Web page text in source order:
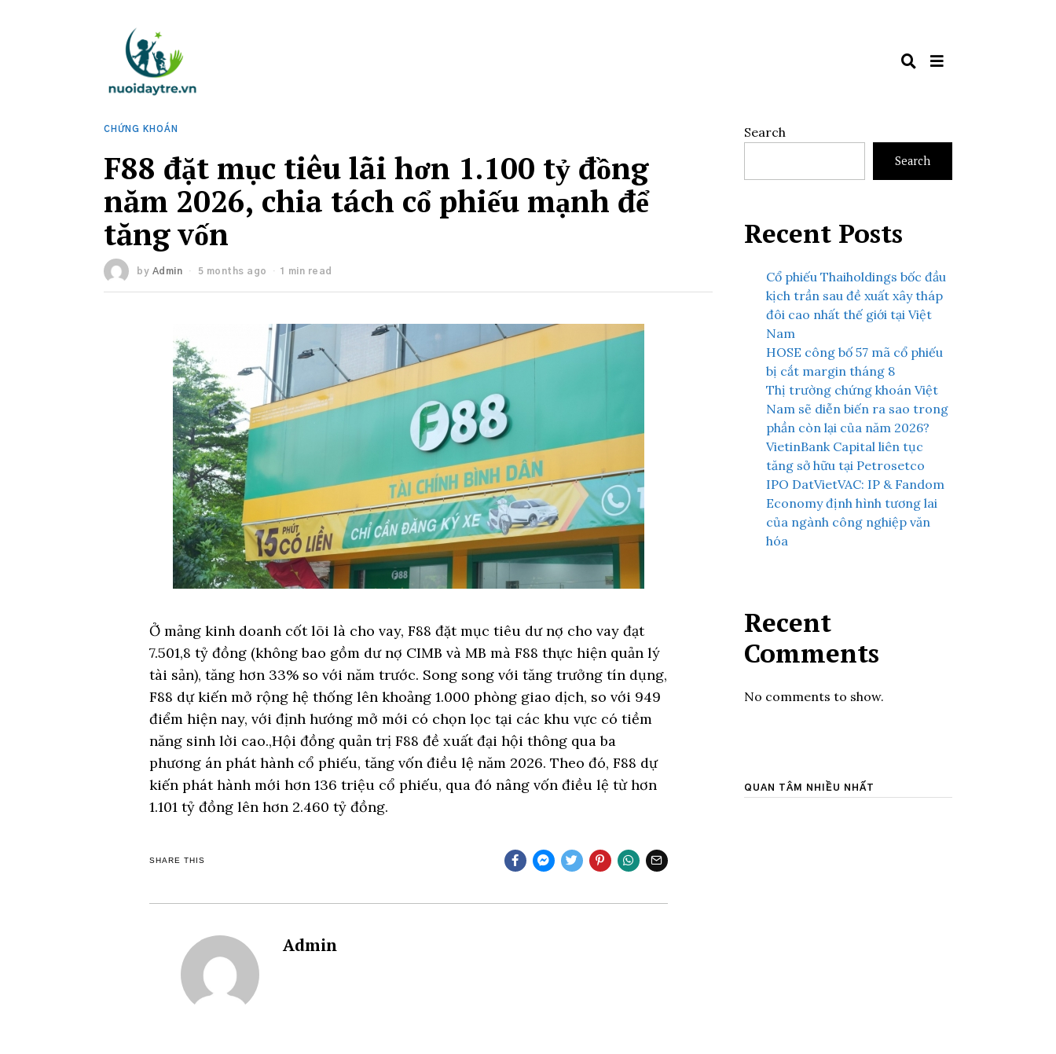
CHỨNG KHOÁN
F88 đặt mục tiêu lãi hơn 1.100 tỷ đồng
năm 2026, chia tách cổ phiếu mạnh để
tăng vốn
by Admin 5 months ago 1 min read
Ở mảng kinh doanh cốt lõi là cho vay, F88 đặt mục tiêu dư nợ cho vay đạt
7.501,8 tỷ đồng (không bao gồm dư nợ CIMB và MB mà F88 thực hiện quản lý
tài sản), tăng hơn 33% so với năm trước. Song song với tăng trưởng tín dụng,
F88 dự kiến mở rộng hệ thống lên khoảng 1.000 phòng giao dịch, so với 949
điểm hiện nay, với định hướng mở mới có chọn lọc tại các khu vực có tiềm
năng sinh lời cao.,Hội đồng quản trị F88 đề xuất đại hội thông qua ba
phương án phát hành cổ phiếu, tăng vốn điều lệ năm 2026. Theo đó, F88 dự
kiến phát hành mới hơn 136 triệu cổ phiếu, qua đó nâng vốn điều lệ từ hơn
1.101 tỷ đồng lên hơn 2.460 tỷ đồng.
SHARE THIS
Admin
Search
Search
Recent Posts
Cổ phiếu Thaiholdings bốc đầu
kịch trần sau đề xuất xây tháp
đôi cao nhất thế giới tại Việt
Nam
HOSE công bố 57 mã cổ phiếu
bị cắt margin tháng 8
Thị trường chứng khoán Việt
Nam sẽ diễn biến ra sao trong
phần còn lại của năm 2026?
VietinBank Capital liên tục
tăng sở hữu tại Petrosetco
IPO DatVietVAC: IP & Fandom
Economy định hình tương lai
của ngành công nghiệp văn
hóa
Recent
Comments
No comments to show.
QUAN TÂM NHIỀU NHẤT